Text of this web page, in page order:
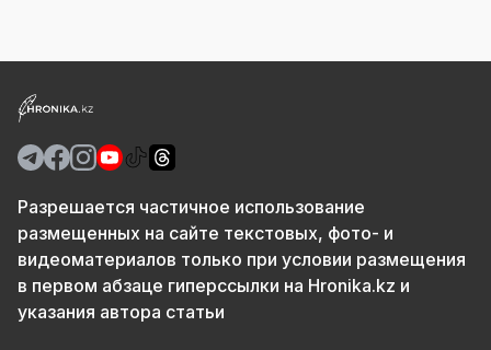
Разрешается частичное использование
размещенных на сайте текстовых, фото- и
видеоматериалов только при условии размещения
в первом абзаце гиперссылки на Hronika.kz и
указания автора статьи